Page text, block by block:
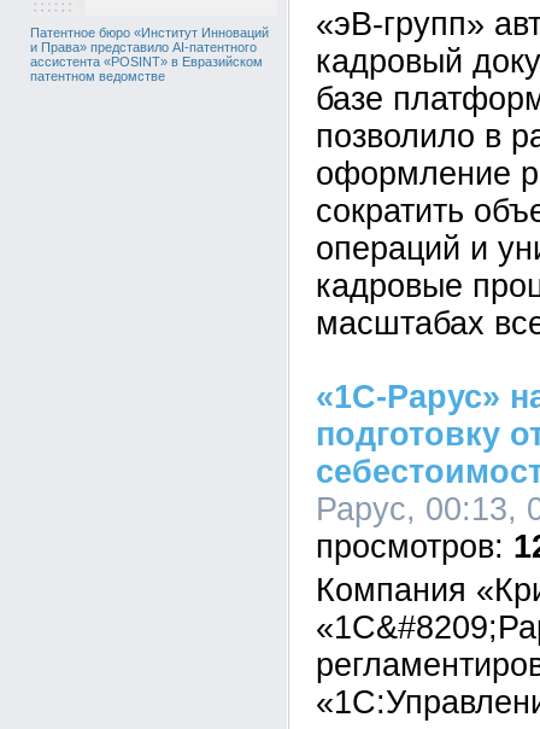
Патентное бюро «Институт Инноваций
и Права» представило AI-патентного
ассистента «POSINT» в Евразийском
патентном ведомстве
«эВ-групп»
кадровый
базе
позволило в
оформление
сократить
операций и
кадровые
масштабах
«1С-Рарус»
подготовку
Рарус, 00:13,
Компания